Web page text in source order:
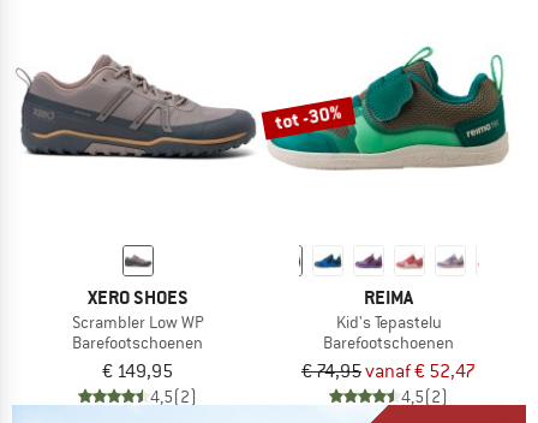
XERO SHOES
Scrambler Low WP
Barefootschoenen
€ 149,95
4,5(2)
tot -30%
REIMA
Kid's Tepastelu
Barefootschoenen
€ 74,95vanaf € 52,47
4,5(2)